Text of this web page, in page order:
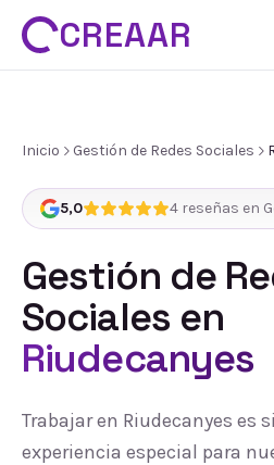
CREAAR
Inicio Gestión de Redes Sociales
5,0 4 reseñas en
Gestión de
Sociales en
Riudecanyes
Trabajar en Riudecanyes es
experiencia especial para